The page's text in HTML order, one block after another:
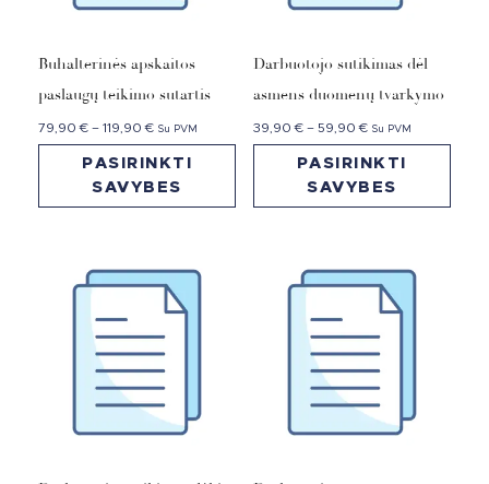
Buhalterinės apskaitos
paslaugų teikimo sutartis
79,90€ – 119,90€ Su PVM
PASIRINKTI
SAVYBES
Darbuotojo sutikimas dėl
asmens duomenų tvarkymo
39,90€ – 59,90€ Su PVM
PASIRINKTI
SAVYBES